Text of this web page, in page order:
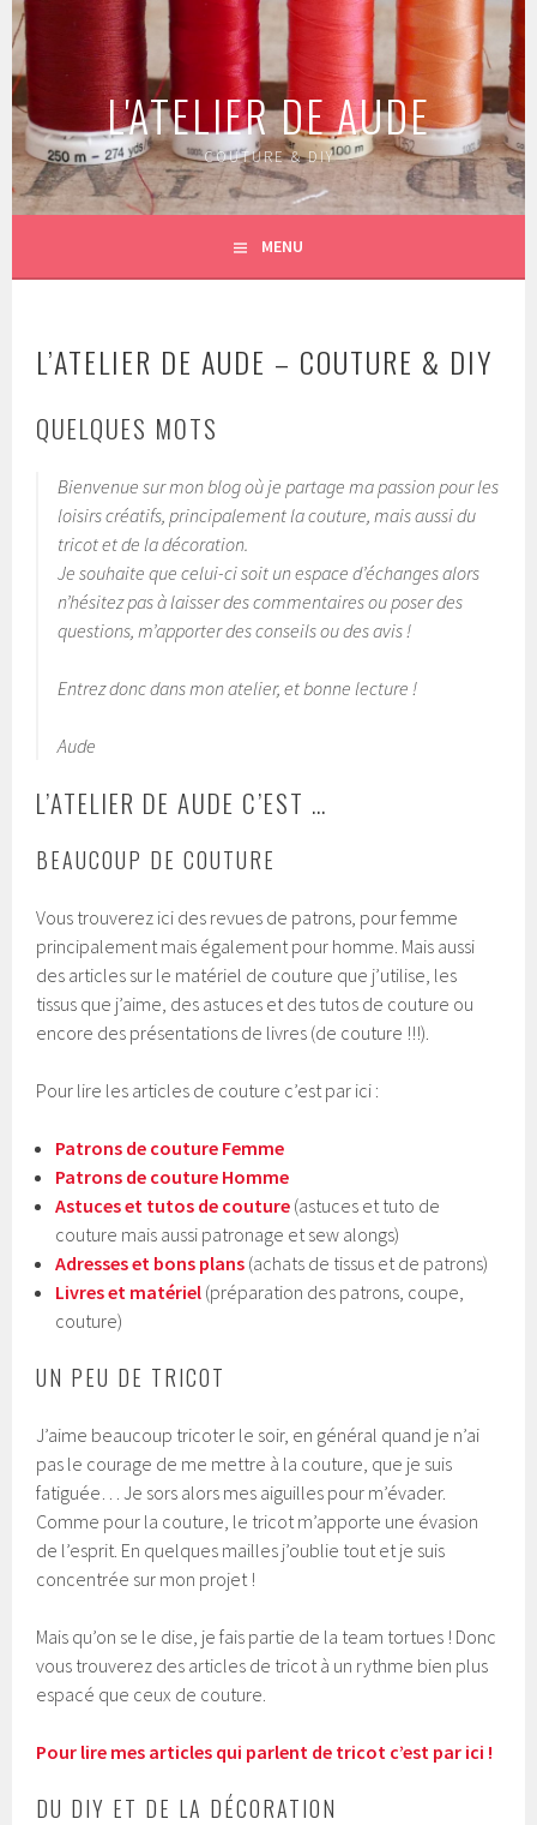
Aller
au
contenu
principal
L'ATELIER DE AUDE
COUTURE & DIY
MENU
L’ATELIER DE AUDE – COUTURE & DIY
QUELQUES MOTS
Bienvenue sur mon blog où je partage ma passion pour les
loisirs créatifs, principalement la couture, mais aussi du
tricot et de la décoration.
Je souhaite que celui-ci soit un espace d’échanges alors
n’hésitez pas à laisser des commentaires ou poser des
questions, m’apporter des conseils ou des avis !
Entrez donc dans mon atelier, et bonne lecture !
Aude
L’ATELIER DE AUDE C’EST …
BEAUCOUP DE COUTURE
Vous trouverez ici des revues de patrons, pour femme
principalement mais également pour homme. Mais aussi
des articles sur le matériel de couture que j’utilise, les
tissus que j’aime, des astuces et des tutos de couture ou
encore des présentations de livres (de couture !!!).
Pour lire les articles de couture c’est par ici :
Patrons de couture Femme
Patrons de couture Homme
Astuces et tutos de couture (astuces et tuto de
couture mais aussi patronage et sew alongs)
Adresses et bons plans (achats de tissus et de patrons)
Livres et matériel (préparation des patrons, coupe,
couture)
UN PEU DE TRICOT
J’aime beaucoup tricoter le soir, en général quand je n’ai
pas le courage de me mettre à la couture, que je suis
fatiguée… Je sors alors mes aiguilles pour m’évader.
Comme pour la couture, le tricot m’apporte une évasion
de l’esprit. En quelques mailles j’oublie tout et je suis
concentrée sur mon projet !
Mais qu’on se le dise, je fais partie de la team tortues ! Donc
vous trouverez des articles de tricot à un rythme bien plus
espacé que ceux de couture.
Pour lire mes articles qui parlent de tricot c’est par ici !
DU DIY ET DE LA DÉCORATION